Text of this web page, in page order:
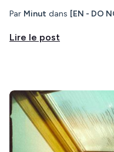
Par Minut dans [EN - DO
Lire le post